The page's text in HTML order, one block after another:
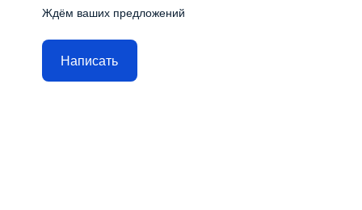
Ждём ваших предложений
Написать